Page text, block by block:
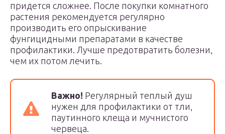
придется сложнее. После покупки комнатного
растения рекомендуется регулярно
производить его опрыскивание
фунгицидными препаратами в качестве
профилактики. Лучше предотвратить болезни,
чем их потом лечить.
Важно! Регулярный теплый душ
нужен для профилактики от тли,
паутинного клеща и мучнистого
червеца.